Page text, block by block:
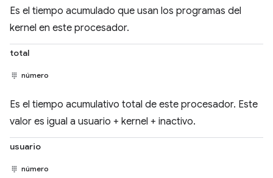
Es el tiempo acumulado que usan los programas del
kernel en este procesador.
total
número
Es el tiempo acumulativo total de este procesador. Este
valor es igual a usuario + kernel + inactivo.
usuario
número